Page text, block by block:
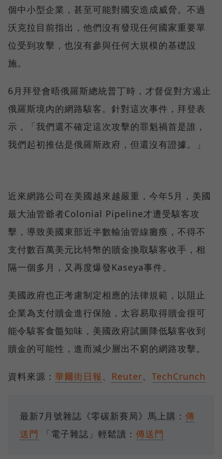
個中小型企業，甚至可能對國安造成威脅。不過
沃克拉目前指出，他們沒有發現任何國家重要單
位受到攻擊，也沒有參與任何大規模的基礎設
施。
6月拜登會晤俄羅斯總統普丁時，才督促對方遏止
俄羅斯境內的網路駭客。針對這次事件，拜登表
示，「我們還不確定這次攻擊的罪魁禍首是誰，
我們起初推估是俄羅斯政府，但還沒有證據。」
近來網路公司在美國越來越嚴重，今年5月，美國
最大油管爺者Colonial Pipeline才遭受駭客攻
擊，導致美國東部近半數輸油管線癱瘓，不得不
支付數百萬美元比特幣的贖金換取駭客收手，相
隔一個多月，又再度爆發Kaseya事件。
美國政府也正考慮制定相應的法律規範，以阻止
企業為支付贖金進行保險，太容易取得贖金很可
能令駭客食髓知味，美國政府試圖降低駭客收到
贖金的可能性，進而減少層出不窮的網路攻擊。
資料來源： 華爾街日報 、 Reuter、 TechCrunch
最新7月號雜誌《零碳新賽局》馬上購： 傳
送門
「電子雜誌」輕鬆讀： 傳送門